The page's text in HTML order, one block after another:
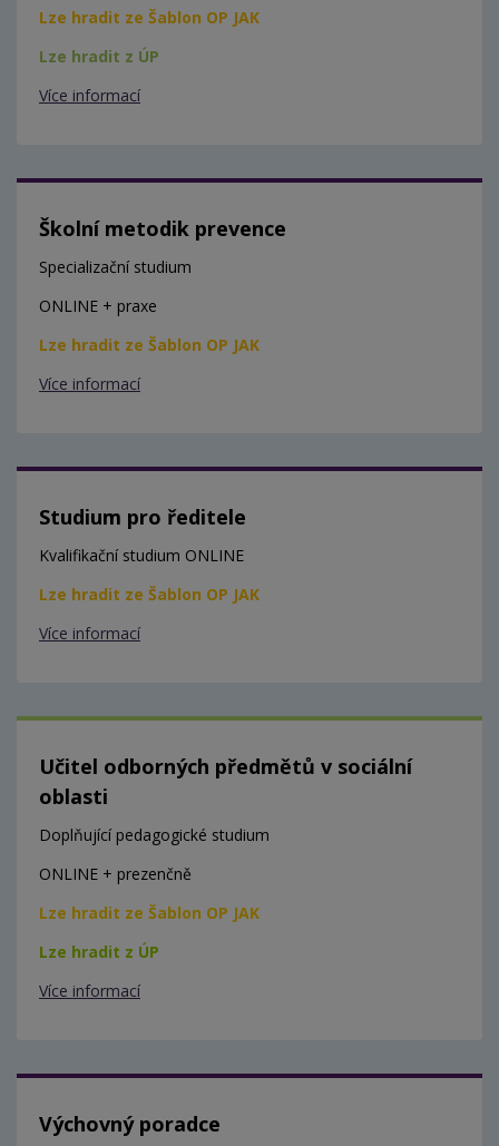
Lze hradit ze Šablon OP JAK
Lze hradit z ÚP
Více informací
Školní metodik prevence
Specializační studium
ONLINE + praxe
Lze hradit ze Šablon OP JAK
Více informací
Studium pro ředitele
Kvalifikační studium ONLINE
Lze hradit ze Šablon OP JAK
Více informací
Učitel odborných předmětů v sociální
oblasti
Doplňující pedagogické studium
ONLINE + prezenčně
Lze hradit ze Šablon OP JAK
Lze hradit z ÚP
Více informací
Výchovný poradce